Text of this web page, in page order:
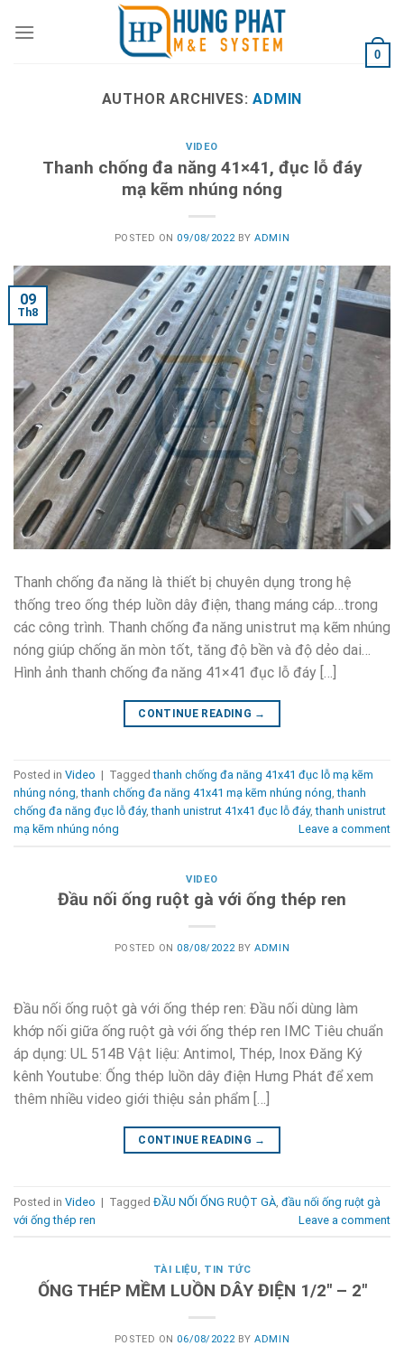
0
AUTHOR ARCHIVES:ADMIN
VIDEO
Thanh chống đa năng 41×41, đục lỗ đáy
mạ kẽm nhúng nóng
POSTED ON 09/08/2022 BYADMIN
09
Th8
Thanh chống đa năng là thiết bị chuyên dụng trong hệ
thống treo ống thép luồn dây điện, thang máng cáp…trong
các công trình. Thanh chống đa năng unistrut mạ kẽm nhúng
nóng giúp chống ăn mòn tốt, tăng độ bền và độ dẻo dai…
Hình ảnh thanh chống đa năng 41×41 đục lỗ đáy […]
CONTINUE READING →
Posted in Video | Taggedthanh chống đa năng 41x41 đục lỗ mạ kẽm
nhúng nóng ,thanh chống đa năng 41x41 mạ kẽm nhúng nóng ,thanh
chống đa năng đục lỗ đáy,thanh unistrut 41x41 đục lỗ đáy,thanh unistrut
mạ kẽm nhúng nóng
Leave a comment
VIDEO
Đầu nối ống ruột gà với ống thép ren
POSTED ON 08/08/2022BYADMIN
Đầu nối ống ruột gà với ống thép ren: Đầu nối dùng làm
khớp nối giữa ống ruột gà với ống thép ren IMC Tiêu chuẩn
áp dụng: UL 514B Vật liệu: Antimol, Thép, Inox Đăng Ký
kênh Youtube: Ống thép luồn dây điện Hưng Phát để xem
thêm nhiều video giới thiệu sản phẩm […]
CONTINUE READING →
Posted in Video | Tagged ĐẦU NỐI ỐNG RUỘT GÀ đầu nối ống ruột gà
với ống thép ren
Leave a comment
TÀI LIỆU, TIN TỨC
ỐNG THÉP MỀM LUỒN DÂY ĐIỆN 1/2″ – 2″
POSTED ON 06/08/2022BYADMIN